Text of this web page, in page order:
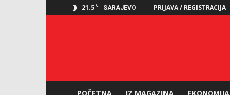
21.5 C SARAJEVO PRIJAVA / REGISTRACIJA